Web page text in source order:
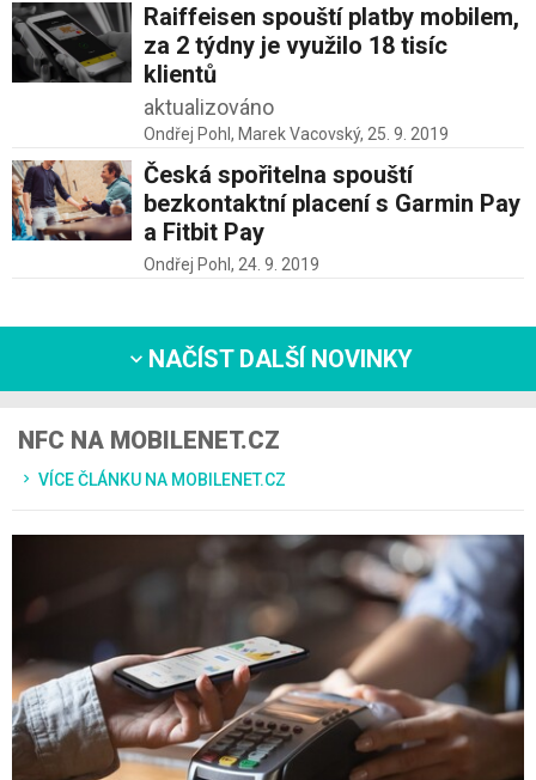
Raiffeisen spouští platby mobilem,
za 2 týdny je využilo 18 tisíc
klientů
aktualizováno
Ondřej Pohl, Marek Vacovský, 25. 9. 2019
Česká spořitelna spouští
bezkontaktní placení s Garmin Pay
a Fitbit Pay
Ondřej Pohl, 24. 9. 2019
NAČÍST DALŠÍ NOVINKY
NFC NA MOBILENET.CZ
VÍCE ČLÁNKU NA MOBILENET.CZ